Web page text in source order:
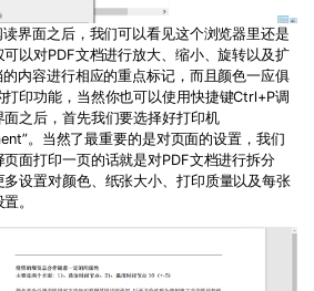
界面之后，我们可以看见这个浏览器里还是
以对PDF文档进行放大、缩小、旋转以及扩
内容进行相应的重点标记，而且颜色一应俱
印功能，当然你也可以使用快捷键Ctrl+P调
之后，首先我们要选择好打印机
。当然了最重要的是对页面的设置，我们
面打印一页的话就是对PDF文档进行拆分
设置对颜色、纸张大小、打印质量以及每张
。